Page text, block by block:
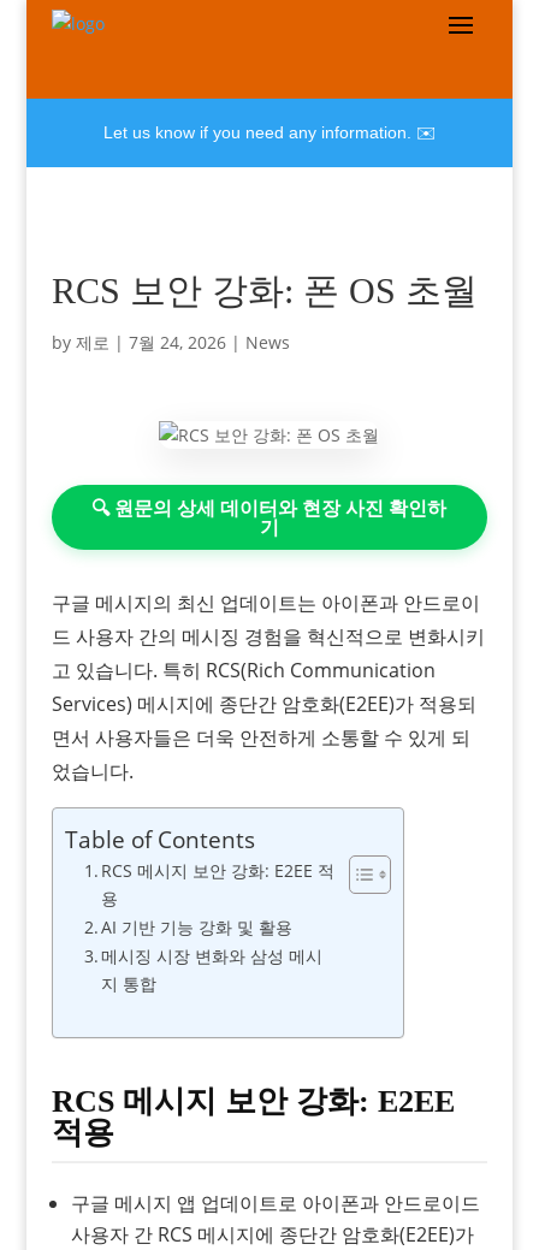
Let us know if you need any information. ✉️
RCS 보안 강화: 폰 OS 초월
by 제로 | 7월 24, 2026| News
🔍 원문의 상세 데이터와 현장 사진 확인하
기
구글 메시지의 최신 업데이트는 아이폰과 안드로이
드 사용자 간의 메시징 경험을 혁신적으로 변화시키
고 있습니다. 특히 RCS(Rich Communication
Services) 메시지에 종단간 암호화(E2EE)가 적용되
면서 사용자들은 더욱 안전하게 소통할 수 있게 되
었습니다.
Table of Contents
RCS 메시지 보안 강화: E2EE 적
용
AI 기반 기능 강화 및 활용
메시징 시장 변화와 삼성 메시
지 통합
RCS 메시지 보안 강화: E2EE
적용
구글 메시지 앱 업데이트로 아이폰과 안드로이드
사용자 간 RCS 메시지에 종단간 암호화(E2EE)가